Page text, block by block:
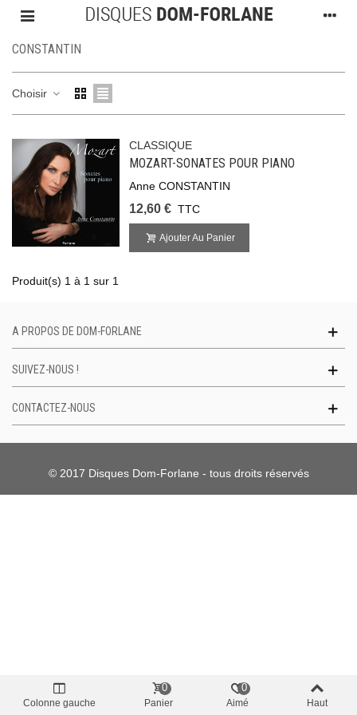
CONSTANTIN
Choisir
CLASSIQUE
MOZART-SONATES POUR PIANO
Anne CONSTANTIN
12,60 € TTC
Ajouter Au Panier
Produit(s) 1 à 1 sur 1
A PROPOS DE DOM-FORLANE
SUIVEZ-NOUS !
CONTACTEZ-NOUS
© 2017 Disques Dom-Forlane - tous droits réservés
Colonne gauche Panier
0
Aimé
0
Haut